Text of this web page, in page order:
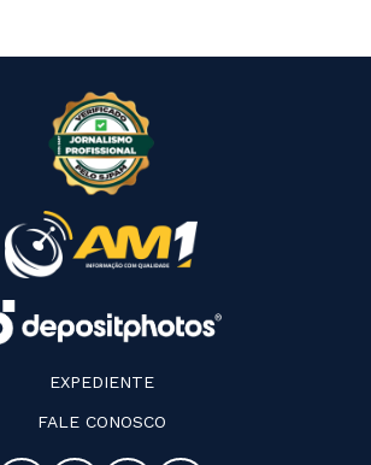
EXPEDIENTE
FALE CONOSCO